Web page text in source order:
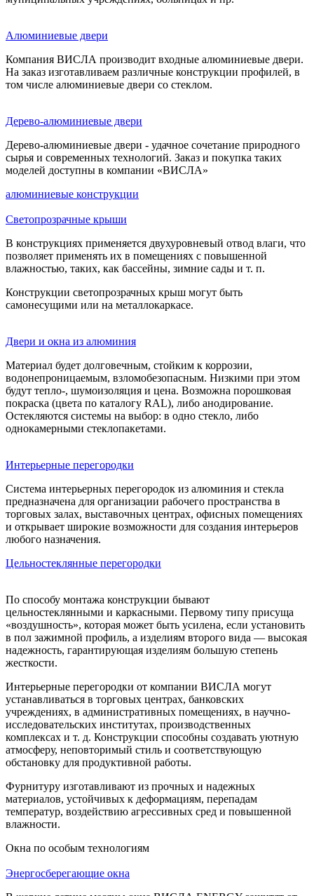
Алюминиевые двери
Компания ВИСЛА производит входные алюминиевые двери.
На заказ изготавливаем различные конструкции профилей, в
том числе алюминиевые двери со стеклом.
Дерево-алюминиевые двери
Дерево-алюминиевые двери - удачное сочетание природного
сырья и современных технологий. Заказ и покупка таких
моделей доступны в компании «ВИСЛА»
алюминиевые конструкции
Светопрозрачные крыши
В конструкциях применяется двухуровневый отвод влаги, что
позволяет применять их в помещениях с повышенной
влажностью, таких, как бассейны, зимние сады и т. п.
Конструкции светопрозрачных крыш могут быть
самонесущими или на металлокаркасе.
Двери и окна из алюминия
Материал будет долговечным, стойким к коррозии,
водонепроницаемым, взломобезопасным. Низкими при этом
будут тепло-, шумоизоляция и цена. Возможна порошковая
покраска (цвета по каталогу RAL), либо анодирование.
Остекляются системы на выбор: в одно стекло, либо
однокамерными стеклопакетами.
Интерьерные перегородки
Система интерьерных перегородок из алюминия и стекла
предназначена для организации рабочего пространства в
торговых залах, выставочных центрах, офисных помещениях
и открывает широкие возможности для создания интерьеров
любого назначения.
Цельностеклянные перегородки
По способу монтажа конструкции бывают
цельностеклянными и каркасными. Первому типу присуща
«воздушность», которая может быть усилена, если установить
в пол зажимной профиль, а изделиям второго вида — высокая
надежность, гарантирующая изделиям большую степень
жесткости.
Интерьерные перегородки от компании ВИСЛА могут
устанавливаться в торговых центрах, банковских
учреждениях, в административных помещениях, в научно-
исследовательских институтах, производственных
комплексах и т. д. Конструкции способны создавать уютную
атмосферу, неповторимый стиль и соответствующую
обстановку для продуктивной работы.
Фурнитуру изготавливают из прочных и надежных
материалов, устойчивых к деформациям, перепадам
температур, воздействию агрессивных сред и повышенной
влажности.
Окна по особым технологиям
Энергосберегающие окна